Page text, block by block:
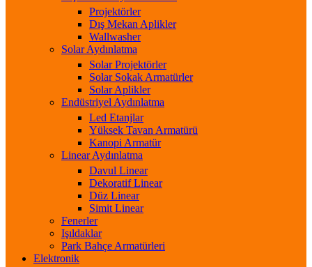
Projektörler
Dış Mekan Aplikler
Wallwasher
Solar Aydınlatma
Solar Projektörler
Solar Sokak Armatürler
Solar Aplikler
Endüstriyel Aydınlatma
Led Etanjlar
Yüksek Tavan Armatürü
Kanopi Armatür
Linear Aydınlatma
Davul Linear
Dekoratif Linear
Düz Linear
Simit Linear
Fenerler
Işıldaklar
Park Bahçe Armatürleri
Elektronik